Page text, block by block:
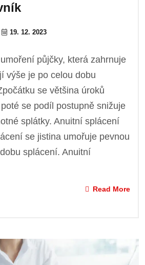
19. 12. 2023
půjčky, která zahrnuje
výše je po celou dobu
se většina úroků
se podíl postupně snižuje
splátky. Anuitní splácení
se jistina umořuje pevnou
splácení. Anuitní
Read More